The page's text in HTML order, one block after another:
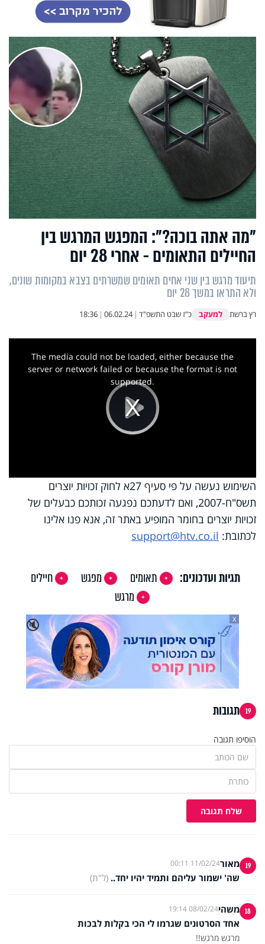
"מה אתה בוכה?": המפגש המרגש בין
החיילים התאומים - אחרי 28 יום
תיעוד מרגש בין שני אחים תאומים שמשרתים בצבא במקומות שונים,
ולא התראו במשך 28 יום
רץ ברשת למעקב כ"ז שבט התשפ"ד |
06.02.24
|
18:36
Play
Video
This
The media could not be loaded, either because the
server or network failed or because the format is not
supported.
השימוש נעשה על פי סעיף 27א לחוק זכויות יוצרים
תשס"ח-2007, ואם לדעתכם נפגעה זכותכם כבעלים של
זכויות יוצרים בחומר המופיע באתר זה, אנא פנו אלינו
לכתובת: support@htv.co.il
תגיות ועדכונים: תאומים מפגש
חיילים
מרגש
🔇
X
19 תגובות
הוסיפו תגובה
שלח תגובה
19 מאור11/02/24 00:11
שה' ישמור עליהם ותמיד יהיו יחד.. (ל"ת)
18 משהי08/02/24 19:14
אחד הסרטונים שגרמו לי הכי בקלות לבכות
מרגש מרגש!!